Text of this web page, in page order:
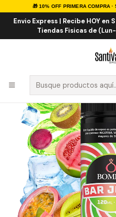
🎁 10% OFF PRIMERA COMPRA
Envio Express | Recibe HOY en
Tiendas Fisicas de
Inicio E-LIQUID IMPORTADOS
Bombo Bar Kiwi